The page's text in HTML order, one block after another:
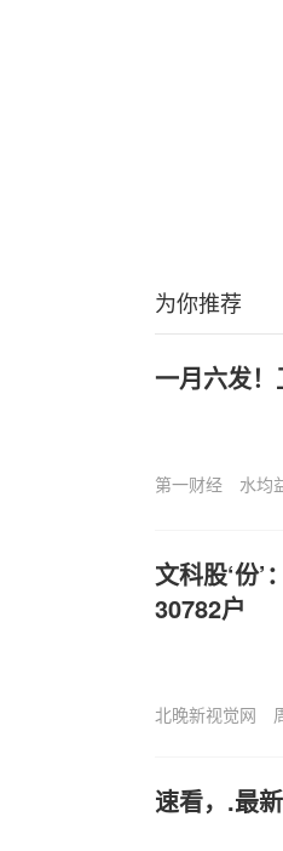
为你推荐
一月六发
第一财经 水均
文科股‘份
30782户
北晚新视觉网
速看，.最